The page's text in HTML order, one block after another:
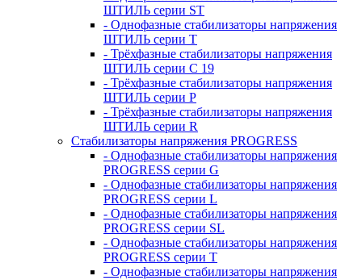
ШТИЛЬ серии ST
- Однофазные стабилизаторы напряжения
ШТИЛЬ серии T
- Трёхфазные стабилизаторы напряжения
ШТИЛЬ серии C 19
- Трёхфазные стабилизаторы напряжения
ШТИЛЬ серии P
- Трёхфазные стабилизаторы напряжения
ШТИЛЬ серии R
Стабилизаторы напряжения PROGRESS
- Однофазные стабилизаторы напряжения
PROGRESS серии G
- Однофазные стабилизаторы напряжения
PROGRESS серии L
- Однофазные стабилизаторы напряжения
PROGRESS серии SL
- Однофазные стабилизаторы напряжения
PROGRESS серии T
- Однофазные стабилизаторы напряжения